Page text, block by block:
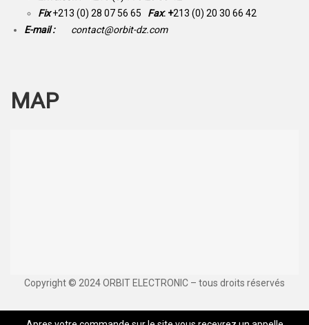
Fix +213 (0) 28 07 56 65 Fax: +213 (0) 20 30 66 42
E-mail :
contact@orbit-dz.com
MAP
Copyright © 2024 ORBIT ELECTRONIC – tous droits réservés